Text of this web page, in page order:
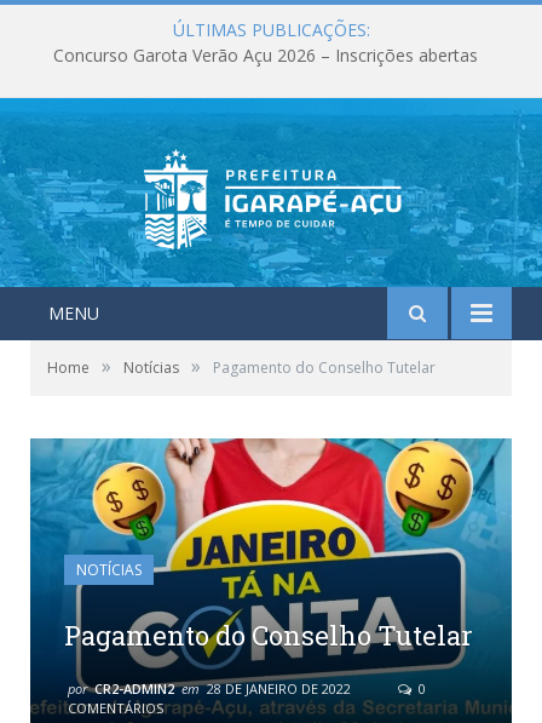
ÚLTIMAS PUBLICAÇÕES:
Concurso Garota Verão Açu 2026 – Inscrições abertas
MENU
Home » Notícias » Pagamento do Conselho Tutelar
NOTÍCIAS
Pagamento do Conselho Tutelar
por CR2-ADMIN2 em 28 DE JANEIRO DE 2022
0
COMENTÁRIOS